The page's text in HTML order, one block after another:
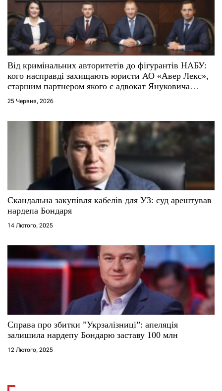
п
и
с
і
в
Від кримінальних авторитетів до фігурантів НАБУ:
кого насправді захищають юристи АО «Авер Лекс»,
старшим партнером якого є адвокат Януковича
Віталій Сердюк
25 Червня, 2026
Скандальна закупівля кабелів для УЗ: суд арештував
нардепа Бондаря
14 Лютого, 2025
Справа про збитки ”Укрзалізниці”: апеляція
залишила нардепу Бондарю заставу 100 млн
12 Лютого, 2025